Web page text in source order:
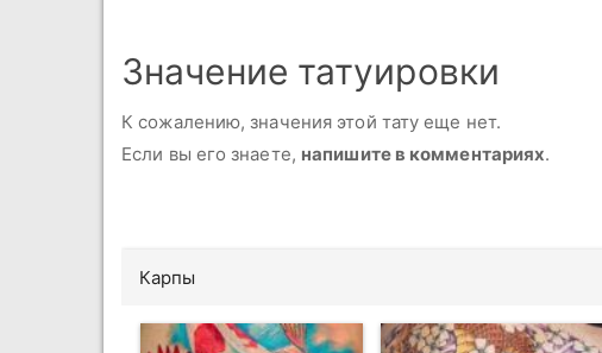
Значение татуировки
К сожалению, значения этой тату еще нет.
Если вы его знаете, напишите в комментариях.
Карпы